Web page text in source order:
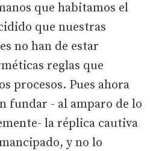
que habitamos el
que nuestras
no han de estar
reglas que
procesos. Pues ahora
fundar - al amparo de lo
la réplica cautiva
y no lo